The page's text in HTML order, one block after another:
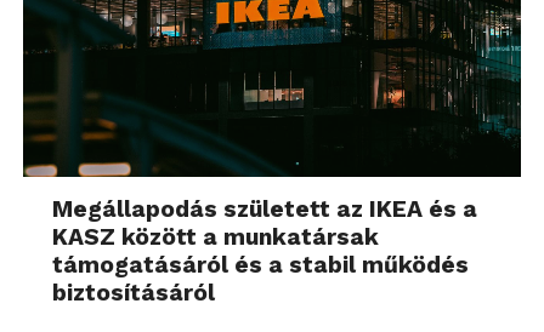
Megállapodás született az IKEA és a
KASZ között a munkatársak
támogatásáról és a stabil működés
biztosításáról